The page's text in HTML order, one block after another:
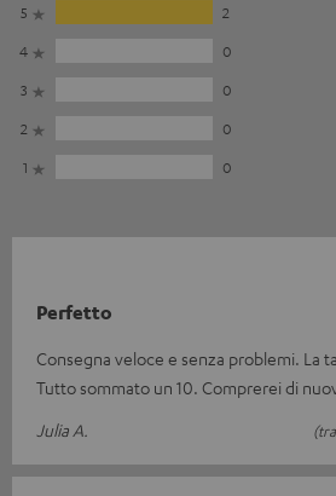
5
2
4
0
3
0
2
0
1
0
Perfetto
Consegna veloce e senza problemi. La
Tutto sommato un 10. Comprerei di
Julia A.